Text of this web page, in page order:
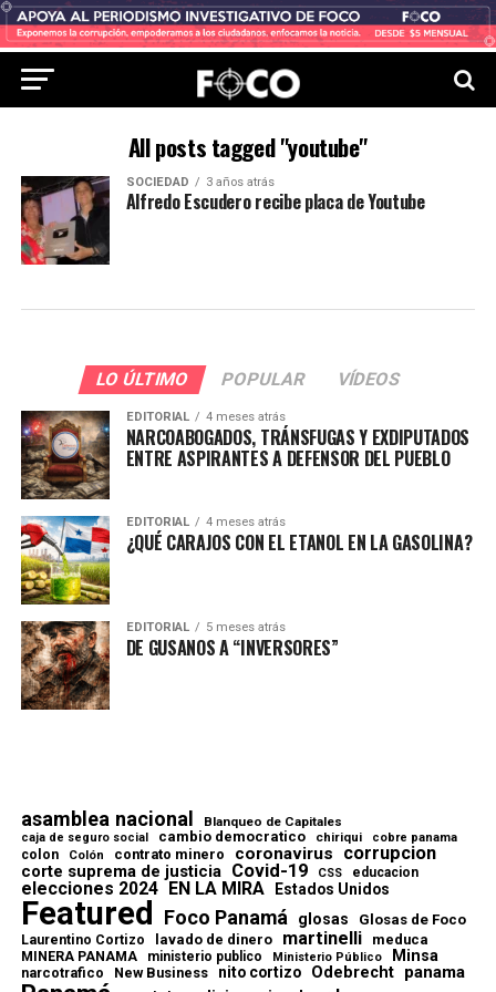
All posts tagged "youtube"
SOCIEDAD 3 años atrás
Alfredo Escudero recibe placa de Youtube
LO ÚLTIMO POPULAR VÍDEOS
EDITORIAL 4 meses atrás
NARCOABOGADOS, TRÁNSFUGAS Y EXDIPUTADOS
ENTRE ASPIRANTES A DEFENSOR DEL PUEBLO
EDITORIAL 4 meses atrás
¿QUÉ CARAJOS CON EL ETANOL EN LA GASOLINA?
EDITORIAL 5 meses atrás
DE GUSANOS A “INVERSORES”
asamblea nacional Blanqueo de Capitales
caja de seguro social cambio democratico chiriqui cobre panama
colon Colón contrato minero coronavirus corrupcion
corte suprema de justicia Covid-19 CSS educacion
elecciones 2024 EN LA MIRA Estados Unidos
Featured Foco Panamá glosas Glosas de Foco
Laurentino Cortizo lavado de dinero martinelli meduca
MINERA PANAMA ministerio publico Ministerio Público Minsa
narcotrafico New Business nito cortizo Odebrecht panama